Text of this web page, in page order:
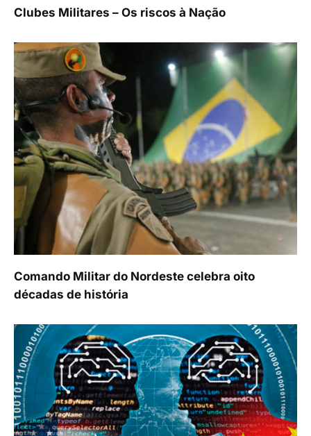
Clubes Militares – Os riscos à Nação
Comando Militar do Nordeste celebra oito
décadas de história